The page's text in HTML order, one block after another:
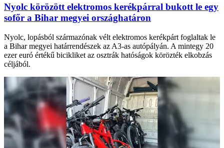
Nyolc körözött elektromos kerékpárral bukott le egy
sofőr a Bihar megyei országhatáron
Nyolc, lopásból származónak vélt elektromos kerékpárt foglaltak le
a Bihar megyei határrendészek az A3-as autópályán. A mintegy 20
ezer euró értékű bicikliket az osztrák hatóságok körözték elkobzás
céljából.